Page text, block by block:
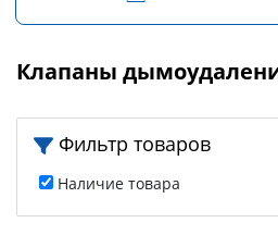
Клапаны
Фильтр товаров
Наличие товара